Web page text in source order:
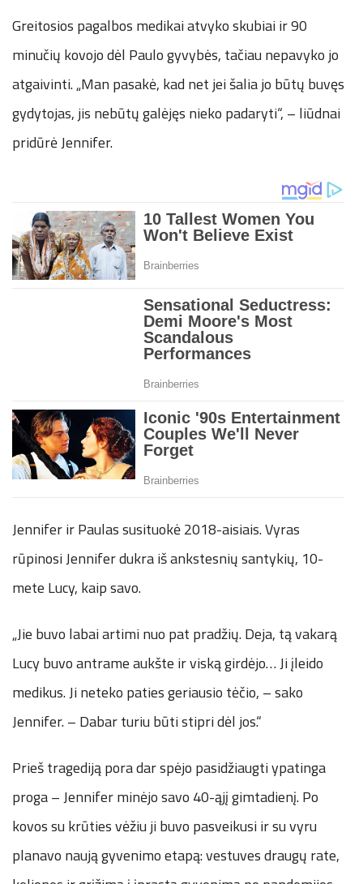
Greitosios pagalbos medikai atvyko skubiai ir 90
minučių kovojo dėl Paulo gyvybės, tačiau nepavyko jo
atgaivinti. „Man pasakė, kad net jei šalia jo būtų buvęs
gydytojas, jis nebūtų galėjęs nieko padaryti“, – liūdnai
pridūrė Jennifer.
Jennifer ir Paulas susituokė 2018-aisiais. Vyras
rūpinosi Jennifer dukra iš ankstesnių santykių, 10-
mete Lucy, kaip savo.
„Jie buvo labai artimi nuo pat pradžių. Deja, tą vakarą
Lucy buvo antrame aukšte ir viską girdėjo… Ji įleido
medikus. Ji neteko paties geriausio tėčio, – sako
Jennifer. – Dabar turiu būti stipri dėl jos.“
Prieš tragediją pora dar spėjo pasidžiaugti ypatinga
proga – Jennifer minėjo savo 40-ąjį gimtadienį. Po
kovos su krūties vėžiu ji buvo pasveikusi ir su vyru
planavo naują gyvenimo etapą: vestuves draugų rate,